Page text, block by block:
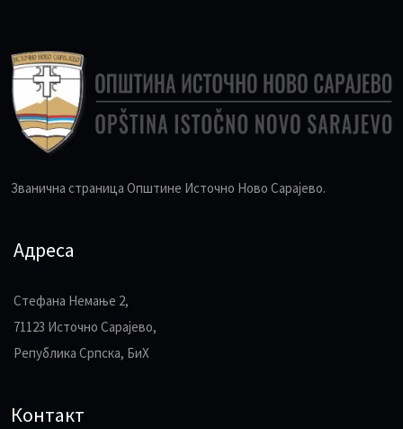
Званична страница Општине Источно Ново Сарајево.
Адреса
Стефана Немање 2,
71123 Источно Сарајево,
Република Српска, БиХ
Контакт